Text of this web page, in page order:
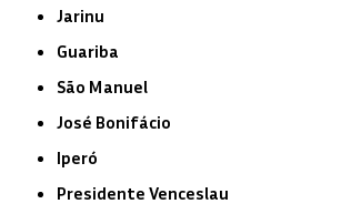
Jarinu
Guariba
São Manuel
José Bonifácio
Iperó
Presidente Venceslau